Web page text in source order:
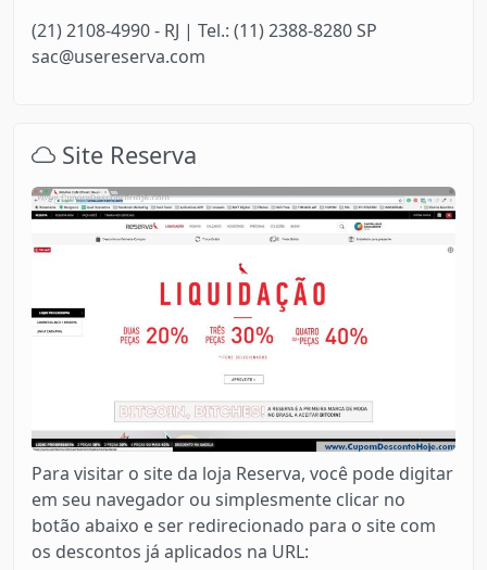
(21) 2108-4990 - RJ | Tel.: (11) 2388-8280 SP
sac@usereserva.com
Site Reserva
Para visitar o site da loja Reserva, você pode digitar
em seu navegador ou simplesmente clicar no
botão abaixo e ser redirecionado para o site com
os descontos já aplicados na URL: